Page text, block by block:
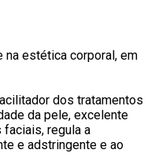
estética corporal, em
dos tratamentos
da pele, excelente
faciais, regula a
e adstringente e ao